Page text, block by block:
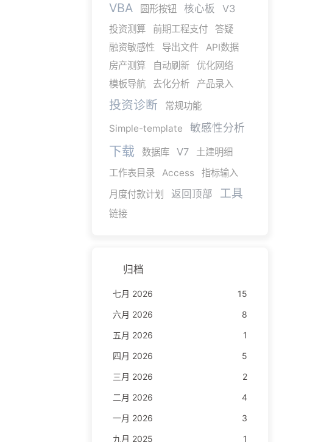
VBA 圆形按钮 核心板 V3
投资测算 前期工程支付
答疑
融资敏感性
导出文件
API数据
房产测算
自动刷新
优化网络
模板导航
去化分析 产品录入
投资诊断
常规功能
Simple-template
敏感性分析
下载 数据库 V7
土建明细
工作表目录
Access
指标输入
月度付款计划
返回顶部 工具
链接
归档
七月 2026
15
六月 2026
8
五月 2026
1
四月 2026
5
三月 2026
2
二月 2026
4
一月 2026
3
九月 2025
1